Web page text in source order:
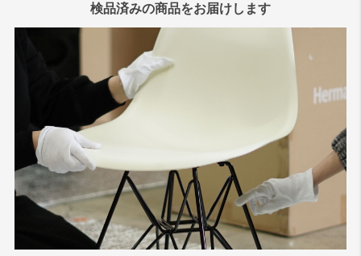
検品済みの商品をお届けします